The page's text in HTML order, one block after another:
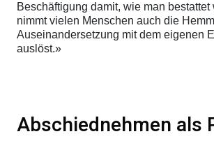
Beschäftigung damit, wie man bestattet
nimmt vielen Menschen auch die
Auseinandersetzung mit dem eigenen
auslöst.»
Abschiednehmen als